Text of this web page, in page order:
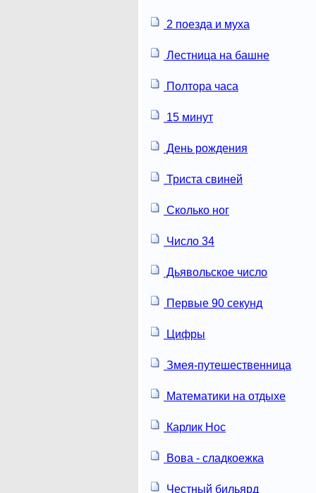
2 поезда и муха
Лестница на башне
Полтора часа
15 минут
День рождения
Триста свиней
Сколько ног
Число 34
Дьявольское число
Первые 90 секунд
Цифры
Змея-путешественница
Математики на отдыхе
Карлик Нос
Вова - сладкоежка
Честный бильярд